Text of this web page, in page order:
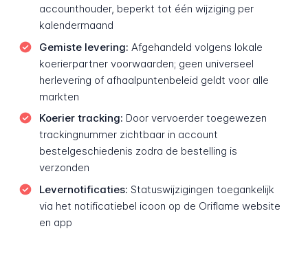
accounthouder, beperkt tot één wijziging per
kalendermaand
Gemiste levering: Afgehandeld volgens lokale
koerierpartner voorwaarden; geen universeel
herlevering of afhaalpuntenbeleid geldt voor alle
markten
Koerier tracking: Door vervoerder toegewezen
trackingnummer zichtbaar in account
bestelgeschiedenis zodra de bestelling is
verzonden
Levernotificaties: Statuswijzigingen toegankelijk
via het notificatiebel icoon op de Oriflame website
en app